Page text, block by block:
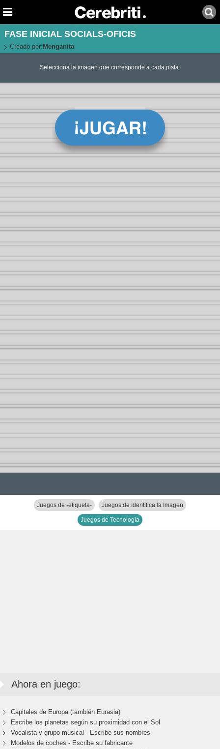
FASE INICIAL SOCIALS-OFICIS
Creado por: Menganita
Selecciona la imagen que corresponde a cada pista.
Juegos de -etiqueta- Juegos de Identifica la Imagen
Juegos de Tecnología
Ahora en juego:
Capitales de Europa (también Eurasia)
Escribe los planetas según su proximidad con el Sol
Vocalista y grupo musical - Escribe sus nombres
Modelos de coches - Escribe su fabricante